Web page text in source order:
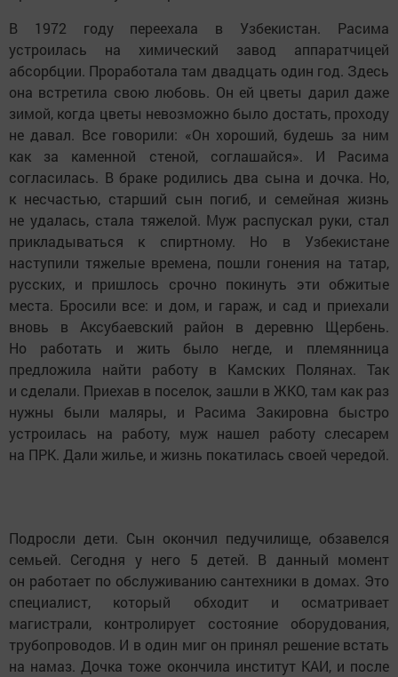
В 1972 году переехала в Узбекистан. Расима
устроилась на химический завод аппаратчицей
абсорбции. Проработала там двадцать один год. Здесь
она встретила свою любовь. Он ей цветы дарил даже
зимой, когда цветы невозможно было достать, проходу
не давал. Все говорили: «Он хороший, будешь за ним
как за каменной стеной, соглашайся». И Расима
согласилась. В браке родились два сына и дочка. Но,
к несчастью, старший сын погиб, и семейная жизнь
не удалась, стала тяжелой. Муж распускал руки, стал
прикладываться к спиртному. Но в Узбекистане
наступили тяжелые времена, пошли гонения на татар,
русских, и пришлось срочно покинуть эти обжитые
места. Бросили все: и дом, и гараж, и сад и приехали
вновь в Аксубаевский район в деревню Щербень.
Но работать и жить было негде, и племянница
предложила найти работу в Камских Полянах. Так
и сделали. Приехав в поселок, зашли в ЖКО, там как раз
нужны были маляры, и Расима Закировна быстро
устроилась на работу, муж нашел работу слесарем
на ПРК. Дали жилье, и жизнь покатилась своей чередой.
Подросли дети. Сын окончил педучилище, обзавелся
семьей. Сегодня у него 5 детей. В данный момент
он работает по обслуживанию сантехники в домах. Это
специалист, который обходит и осматривает
магистрали, контролирует состояние оборудования,
трубопроводов. И в один миг он принял решение встать
на намаз. Дочка тоже окончила институт КАИ, и после